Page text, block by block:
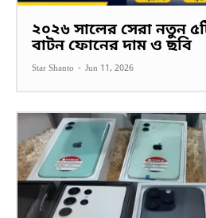
২০২৬ সালের সেরা নতুন
বাটন ফোনের দাম ও ছবি
Star Shanto - Jun 11, 2026